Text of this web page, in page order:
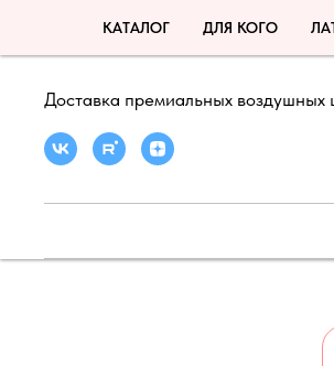
КАТАЛОГ ДЛЯ КОГО
Доставка премиальных